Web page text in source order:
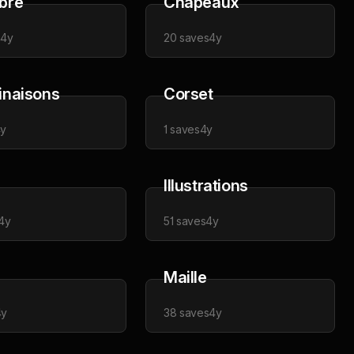
4y 20 saves4y
Corset
1 saves4y
Illustrations
51 saves4y
Maille
38 saves4y